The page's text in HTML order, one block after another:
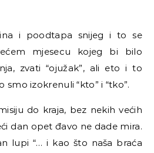
i poodtapa snijeg i to se
mjesecu kojeg bi bilo
zvati “ojužak”, ali eto i to
izokrenuli “kto” i “tko”.
do kraja, bez nekih većih
dan opet đavo ne dade mira.
lupi “… i kao što naša braća